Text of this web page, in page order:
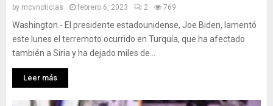
by mcvnoticias febrero 6, 2023 2 769
Washington.- El presidente estadounidense, Joe Biden, lamentó
este lunes el terremoto ocurrido en Turquía, que ha afectado
también a Siria y ha dejado miles de...
Leer más